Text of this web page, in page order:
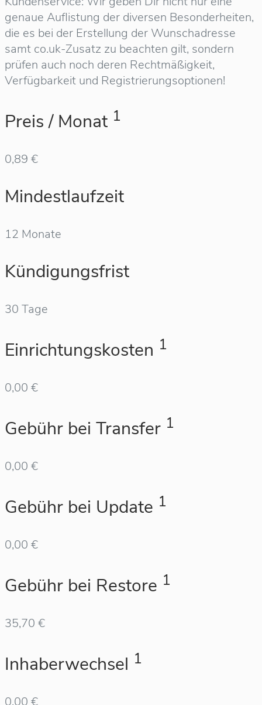
genaue Auflistung der diversen Besonderheiten,
die es bei der Erstellung der Wunschadresse
samt co.uk-Zusatz zu beachten gilt, sondern
prüfen auch noch deren Rechtmäßigkeit,
Verfügbarkeit und Registrierungsoptionen!
Preis / Monat 1
0,89 €
Mindestlaufzeit
12 Monate
Kündigungsfrist
30 Tage
Einrichtungskosten 1
0,00 €
Gebühr bei Transfer 1
0,00 €
Gebühr bei Update 1
0,00 €
Gebühr bei Restore 1
35,70 €
Inhaberwechsel 1